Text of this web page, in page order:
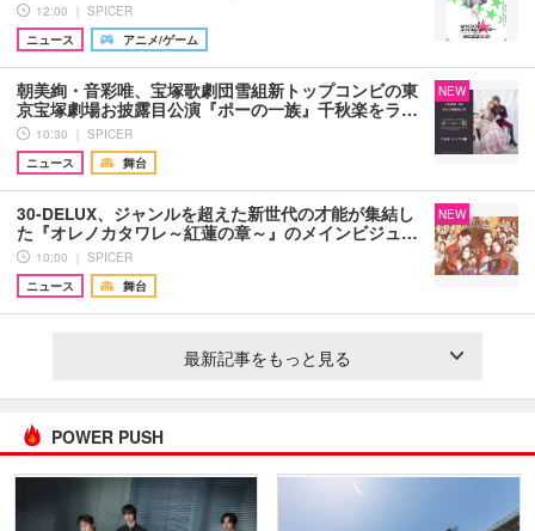
12:00 ｜ SPICER
ニュース
アニメ/ゲーム
朝美絢・音彩唯、宝塚歌劇団雪組新トップコンビの東
京宝塚劇場お披露目公演『ポーの一族』千秋楽をラ…
10:30 ｜ SPICER
ニュース
舞台
NEW
30-DELUX、ジャンルを超えた新世代の才能が集結し
た『オレノカタワレ～紅蓮の章～』のメインビジュ…
10:00 ｜ SPICER
ニュース
舞台
NEW
最新記事をもっと見る
POWER PUSH